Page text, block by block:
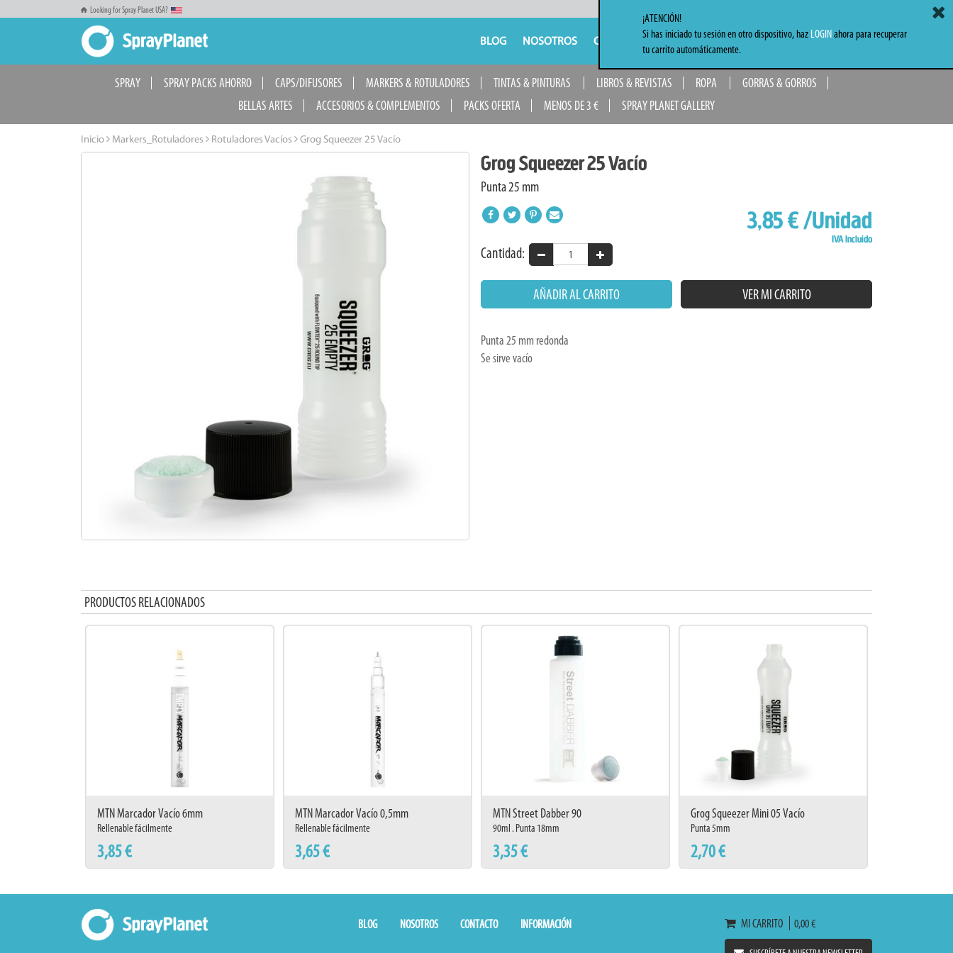
Looking for Spray Planet USA?
BLOG NOSOTROS CONTACTO
SPRAY SPRAY PACKS AHORRO CAPS/DIFUSORES MARKERS & ROTULADORES TINTAS & PINTURAS LIBROS & REVISTAS ROPA
GORRAS & GORROS
BELLAS ARTES
ACCESORIOS & COMPLEMENTOS PACKS OFERTA MENOS DE 3 € SPRAY PLANET GALLERY
Inicio Markers_Rotuladores Rotuladores Vacíos Grog Squeezer 25 Vacío
Grog Squeezer 25 Vacío
Punta 25 mm
3,85 €/Unidad
IVA Incluido
Cantidad:
AÑADIR AL CARRITO VER MI CARRITO
Punta 25 mm redonda
Se sirve vacío
PRODUCTOS RELACIONADOS
MTN Marcador Vacío 6mm
Rellenable fácilmente
3,85 €
MTN Marcador Vacío 0,5mm
Rellenable fácilmente
3,65 €
MTN Street Dabber 90
90ml . Punta 18mm
3,35 €
Grog Squeezer Mini 05 Vacío
Punta 5mm
2,70 €
BLOG NOSOTROS CONTACTO INFORMACIÓN MI CARRITO 0,00 €
¡ATENCIÓN!
Si has iniciado tu sesión en otro dispositivo, haz LOGINahora para recuperar
tu carrito automáticamente.